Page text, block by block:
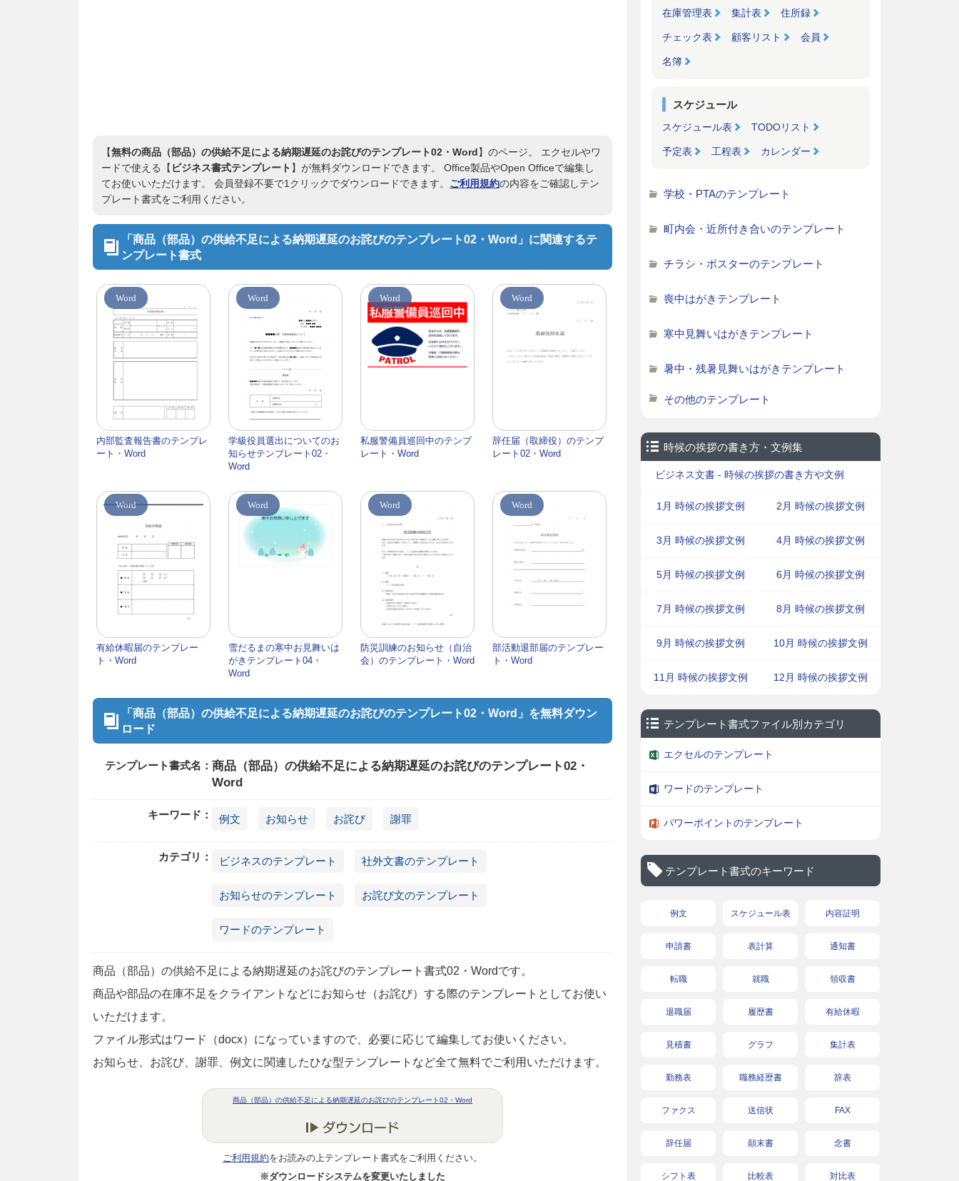
【無料の商品（部品）の供給不足による納期遅延のお詫びのテンプレート02・Word】のページ。 エクセルやワ
ードで使える【 ビジネス書式テンプレート 】が無料ダウンロードできます。 Office製品やOpen Officeで編集し
てお使いいただけます。 会員登録不要で1クリックでダウンロードできます。 ご利用規約の内容をご確認しテン
プレート書式をご利用ください。
「商品（部品）の供給不足による納期遅延のお詫びのテンプレート02・Word」に関連するテ
ンプレート書式
Word
内部監査報告書のテンプレ
ート・Word
Word
学級役員選出についてのお
知らせテンプレート02・
Word
Word
私服警備員巡回中のテンプ
レート・Word
Word
辞任届（取締役）のテンプ
レート02・Word
Word
有給休暇届のテンプレー
ト・Word
Word
雪だるまの寒中お見舞いは
がきテンプレート04・
Word
Word
防災訓練のお知らせ（自治
会）のテンプレート・Word
Word
部活動退部届のテンプレー
ト・Word
「商品（部品）の供給不足による納期遅延のお詫びのテンプレート02・Word」を無料ダウン
ロード
テンプレート書式名：商品（部品）の供給不足による納期遅延のお詫びのテンプレート02・
Word
キーワード： 例文 お知らせ お詫び 謝罪
カテゴリ： ビジネスのテンプレート 社外文書のテンプレート
お知らせのテンプレート お詫び文のテンプレート
ワードのテンプレート
商品（部品）の供給不足による納期遅延のお詫びのテンプレート書式02・Wordです。
商品や部品の在庫不足をクライアントなどにお知らせ（お詫び）する際のテンプレートとしてお使い
いただけます。
ファイル形式はワード（docx）になっていますので、必要に応じて編集してお使いください。
お知らせ、お詫び、謝罪、例文に関連したひな型テンプレートなど全て無料でご利用いただけます。
商品（部品）の供給不足による納期遅延のお詫びのテンプレート02・Word
ご利用規約をお読みの上テンプレート書式をご利用ください。
※ダウンロードシステムを変更いたしました
在庫管理表 集計表 住所録
チェック表 顧客リスト 会員
名簿
スケジュール
スケジュール表 TODOリスト
予定表 工程表 カレンダー
学校・PTAのテンプレート
町内会・近所付き合いのテンプレート
チラシ・ポスターのテンプレート
喪中はがきテンプレート
寒中見舞いはがきテンプレート
暑中・残暑見舞いはがきテンプレート
その他のテンプレート
時候の挨拶の書き方・文例集
ビジネス文書 - 時候の挨拶の書き方や文例
1月 時候の挨拶文例 2月 時候の挨拶文例
3月 時候の挨拶文例 4月 時候の挨拶文例
5月 時候の挨拶文例 6月 時候の挨拶文例
7月 時候の挨拶文例 8月 時候の挨拶文例
9月 時候の挨拶文例 10月 時候の挨拶文例
11月 時候の挨拶文例 12月 時候の挨拶文例
テンプレート書式ファイル別カテゴリ
エクセルのテンプレート
ワードのテンプレート
パワーポイントのテンプレート
テンプレート書式のキーワード
例文 スケジュール表 内容証明
申請書 表計算 通知書
転職 就職 領収書
退職届 履歴書 有給休暇
見積書 グラフ 集計表
勤務表 職務経歴書 辞表
ファクス 送信状 FAX
辞任届 顛末書 念書
シフト表 比較表 対比表